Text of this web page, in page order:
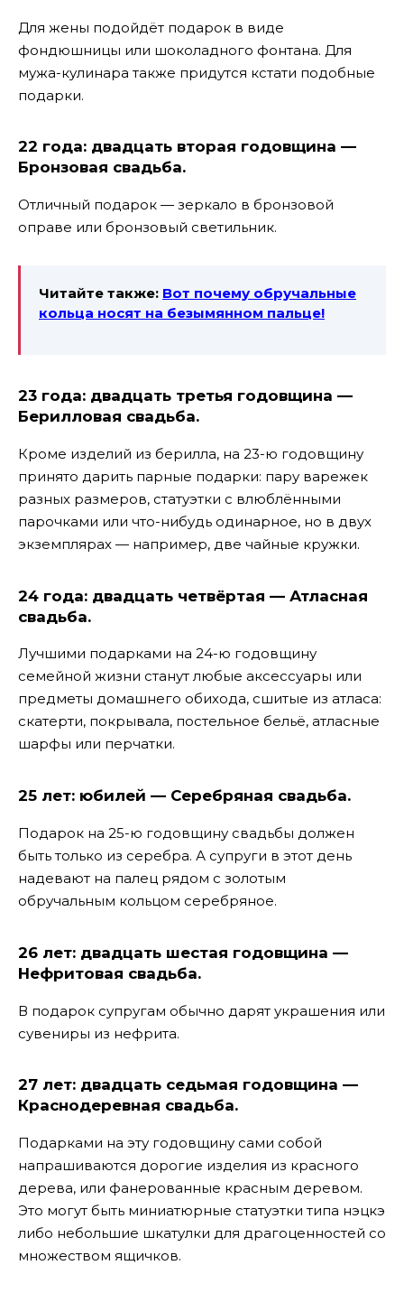
Для жены подойдёт подарок в виде
фондюшницы или шоколадного фонтана. Для
мужа-кулинара также придутся кстати подобные
подарки.
22 года: двадцать вторая годовщина —
Бронзовая свадьба.
Отличный подарок — зеркало в бронзовой
оправе или бронзовый светильник.
Читайте также: Вот почему обручальные
кольца носят на безымянном пальце!
23 года: двадцать третья годовщина —
Берилловая свадьба.
Кроме изделий из берилла, на 23-ю годовщину
принято дарить парные подарки: пару варежек
разных размеров, статуэтки с влюблёнными
парочками или что-нибудь одинарное, но в двух
экземплярах — например, две чайные кружки.
24 года: двадцать четвёртая — Атласная
свадьба.
Лучшими подарками на 24-ю годовщину
семейной жизни станут любые аксессуары или
предметы домашнего обихода, сшитые из атласа:
скатерти, покрывала, постельное бельё, атласные
шарфы или перчатки.
25 лет: юбилей — Серебряная свадьба.
Подарок на 25-ю годовщину свадьбы должен
быть только из серебра. А супруги в этот день
надевают на палец рядом с золотым
обручальным кольцом серебряное.
26 лет: двадцать шестая годовщина —
Нефритовая свадьба.
В подарок супругам обычно дарят украшения или
сувениры из нефрита.
27 лет: двадцать седьмая годовщина —
Краснодеревная свадьба.
Подарками на эту годовщину сами собой
напрашиваются дорогие изделия из красного
дерева, или фанерованные красным деревом.
Это могут быть миниатюрные статуэтки типа нэцкэ
либо небольшие шкатулки для драгоценностей со
множеством ящичков.